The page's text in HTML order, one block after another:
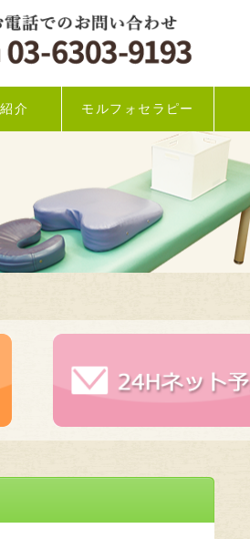
介 モルフォセラピー